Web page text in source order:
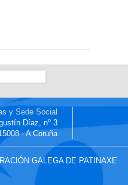
y Sede Social
Díaz, nº 3
- A Coruña
GALEGA DE PATINAXE